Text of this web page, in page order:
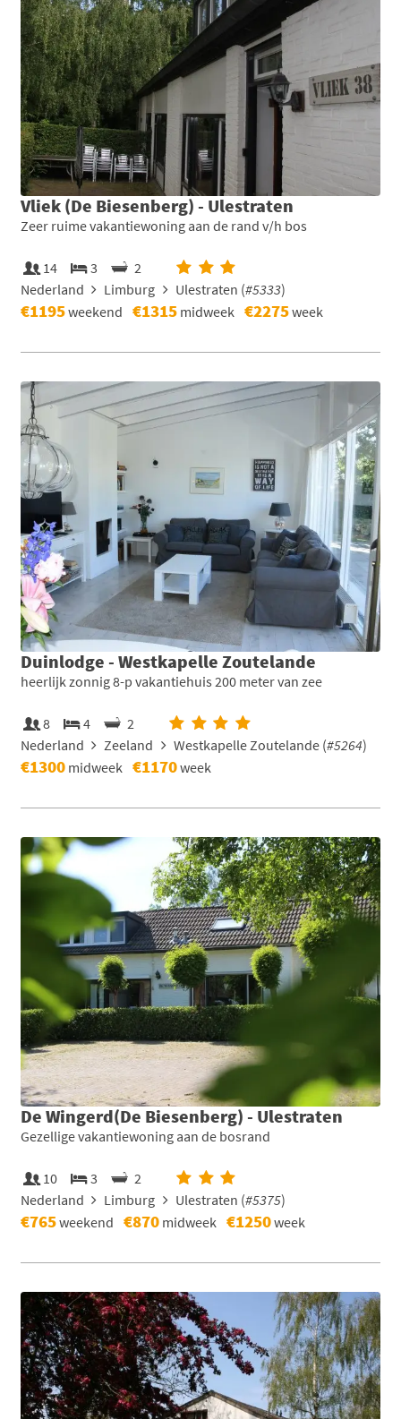
Vliek (De Biesenberg) - Ulestraten
Zeer ruime vakantiewoning aan de rand v/h bos
14 3
2
Nederland
Limburg Ulestraten (#5333)
€1195weekend €1315 midweek €2275week
Duinlodge - Westkapelle Zoutelande
heerlijk zonnig 8-p vakantiehuis 200 meter van zee
8 4
2
Nederland
Zeeland Westkapelle Zoutelande (#5264)
€1300 midweek €1170week
De Wingerd(De Biesenberg) - Ulestraten
Gezellige vakantiewoning aan de bosrand
10 3
2
Nederland
Limburg Ulestraten (#5375)
€765weekend €870 midweek €1250week